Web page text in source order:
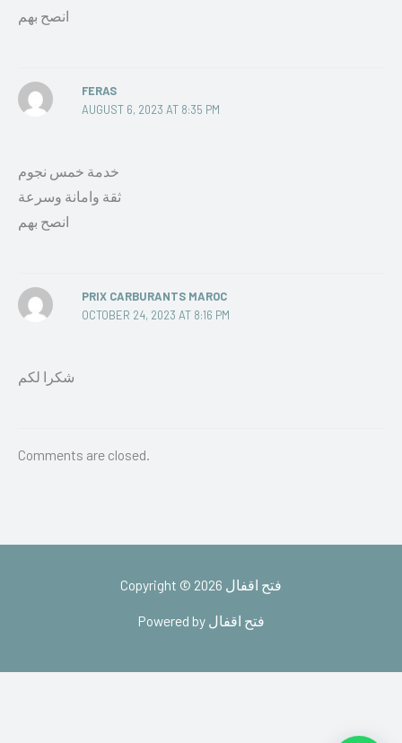
انصح بهم
FERAS
AUGUST 6, 2023 AT 8:35 PM
خدمة خمس نجوم
ثقة وامانة وسرعة
انصح بهم
PRIX CARBURANTS MAROC
OCTOBER 24, 2023 AT 8:16 PM
شكرا لكم
Comments are closed.
Copyright © 2026 فتح اقفال
Powered by فتح اقفال